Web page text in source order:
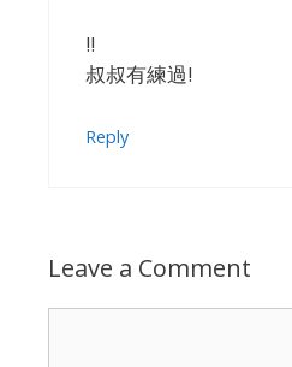
!!
叔叔有練過!
Reply
Leave a Comment